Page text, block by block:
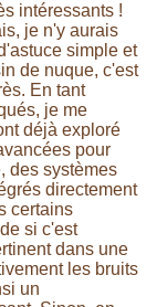
intéressants !
je n'y aurais
simple et
de nuque, c'est
En tant
je me
déjà exploré
pour
des systèmes
directement
certains
si c'est
dans une
les bruits
un